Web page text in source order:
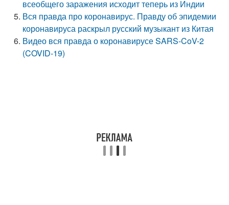
всеобщего заражения исходит теперь из Индии
Вся правда про коронавирус. Правду об эпидемии
коронавируса раскрыл русский музыкант из Китая
Видео вся правда о коронавирусе SARS-CoV-2
(COVID-19)